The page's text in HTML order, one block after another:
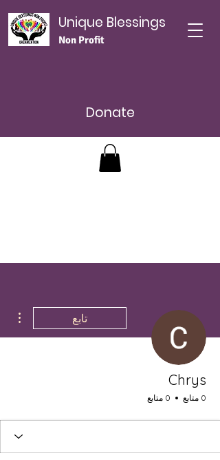
Unique Blessings
Non Profit
Donate
تابع
Chrys
0 متابع 0 متابع